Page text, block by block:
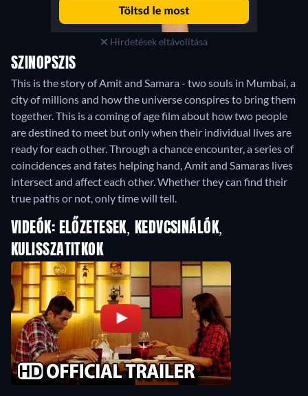
Hirdetések eltávolítása
SZINOPSZIS
This is the story of Amit and Samara - two souls in Mumbai, a
city of millions and how the universe conspires to bring them
together. This is a coming of age film about how two people
are destined to meet but only when their individual lives are
ready for each other. Through a chance encounter, a series of
coincidences and fates helping hand, Amit and Samaras lives
intersect and affect each other. Whether they can find their
true paths or not, only time will tell.
VIDEÓK: ELŐZETESEK, KEDVCSINÁLÓK,
KULISSZATITKOK